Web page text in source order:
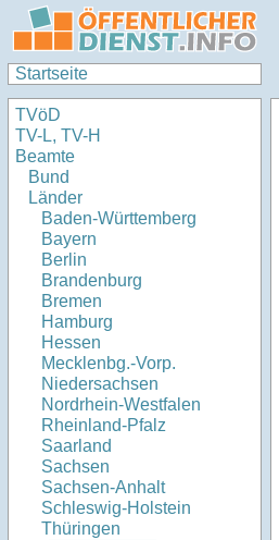
Startseite
TVöD
TV-L, TV-H
Beamte
Bund
Länder
Baden-Württemberg
Bayern
Berlin
Brandenburg
Bremen
Hamburg
Hessen
Mecklenbg.-Vorp.
Niedersachsen
Nordrhein-Westfalen
Rheinland-Pfalz
Saarland
Sachsen
Sachsen-Anhalt
Schleswig-Holstein
Thüringen